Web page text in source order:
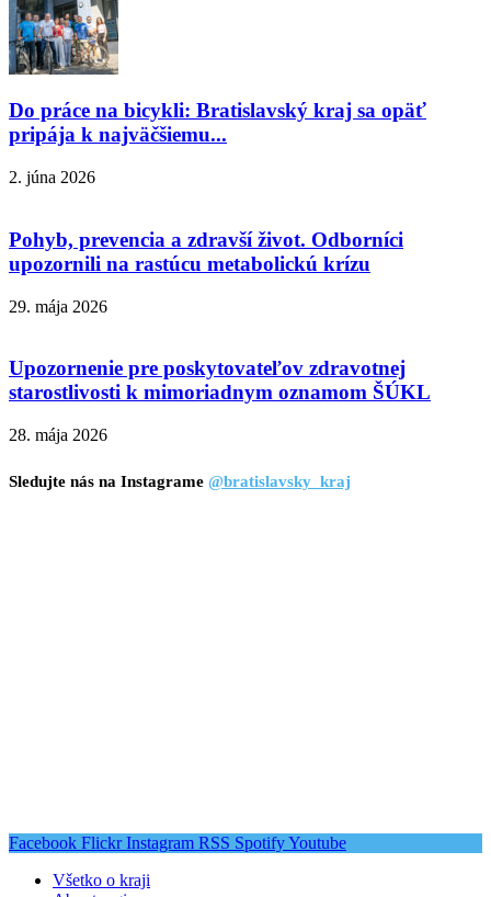
Do práce na bicykli: Bratislavský kraj sa opäť
pripája k najväčšiemu...
2. júna 2026
Pohyb, prevencia a zdravší život. Odborníci
upozornili na rastúcu metabolickú krízu
29. mája 2026
Upozornenie pre poskytovateľov zdravotnej
starostlivosti k mimoriadnym oznamom ŠÚKL
28. mája 2026
Sledujte nás na Instagrame @bratislavsky_kraj
Facebook Flickr Instagram RSS SpotifyYoutube
Všetko o kraji